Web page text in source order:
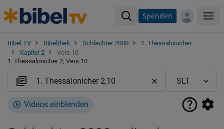
Spenden
Bibel TV Bibelthek Schlachter 2000
1. Thessalonicher
Kapitel 2
Vers 10
1. Thessalonicher 2, Vers 10
Videos einblenden